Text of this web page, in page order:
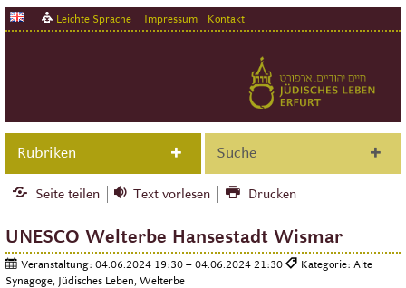
Leichte Sprache Impressum Kontakt
Rubriken Suche
Seite teilen Text vorlesen Drucken
UNESCO Welterbe Hansestadt Wismar
Veranstaltung: 04.06.2024 19:30 – 04.06.2024 21:30
Kategorie: Alte
Synagoge, Jüdisches Leben, Welterbe